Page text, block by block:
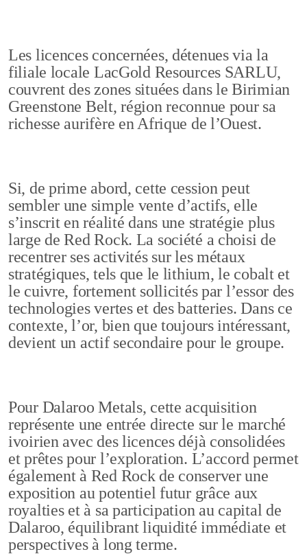
Les licences concernées, détenues via la
filiale locale LacGold Resources SARLU,
couvrent des zones situées dans le Birimian
Greenstone Belt, région reconnue pour sa
richesse aurifère en Afrique de l’Ouest.
Si, de prime abord, cette cession peut
sembler une simple vente d’actifs, elle
s’inscrit en réalité dans une stratégie plus
large de Red Rock. La société a choisi de
recentrer ses activités sur les métaux
stratégiques, tels que le lithium, le cobalt et
le cuivre, fortement sollicités par l’essor des
technologies vertes et des batteries. Dans ce
contexte, l’or, bien que toujours intéressant,
devient un actif secondaire pour le groupe.
Pour Dalaroo Metals, cette acquisition
représente une entrée directe sur le marché
ivoirien avec des licences déjà consolidées
et prêtes pour l’exploration. L’accord permet
également à Red Rock de conserver une
exposition au potentiel futur grâce aux
royalties et à sa participation au capital de
Dalaroo, équilibrant liquidité immédiate et
perspectives à long terme.